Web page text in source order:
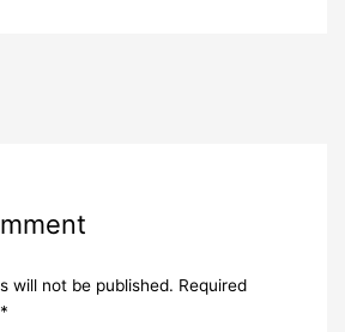
will not be published. Required
*